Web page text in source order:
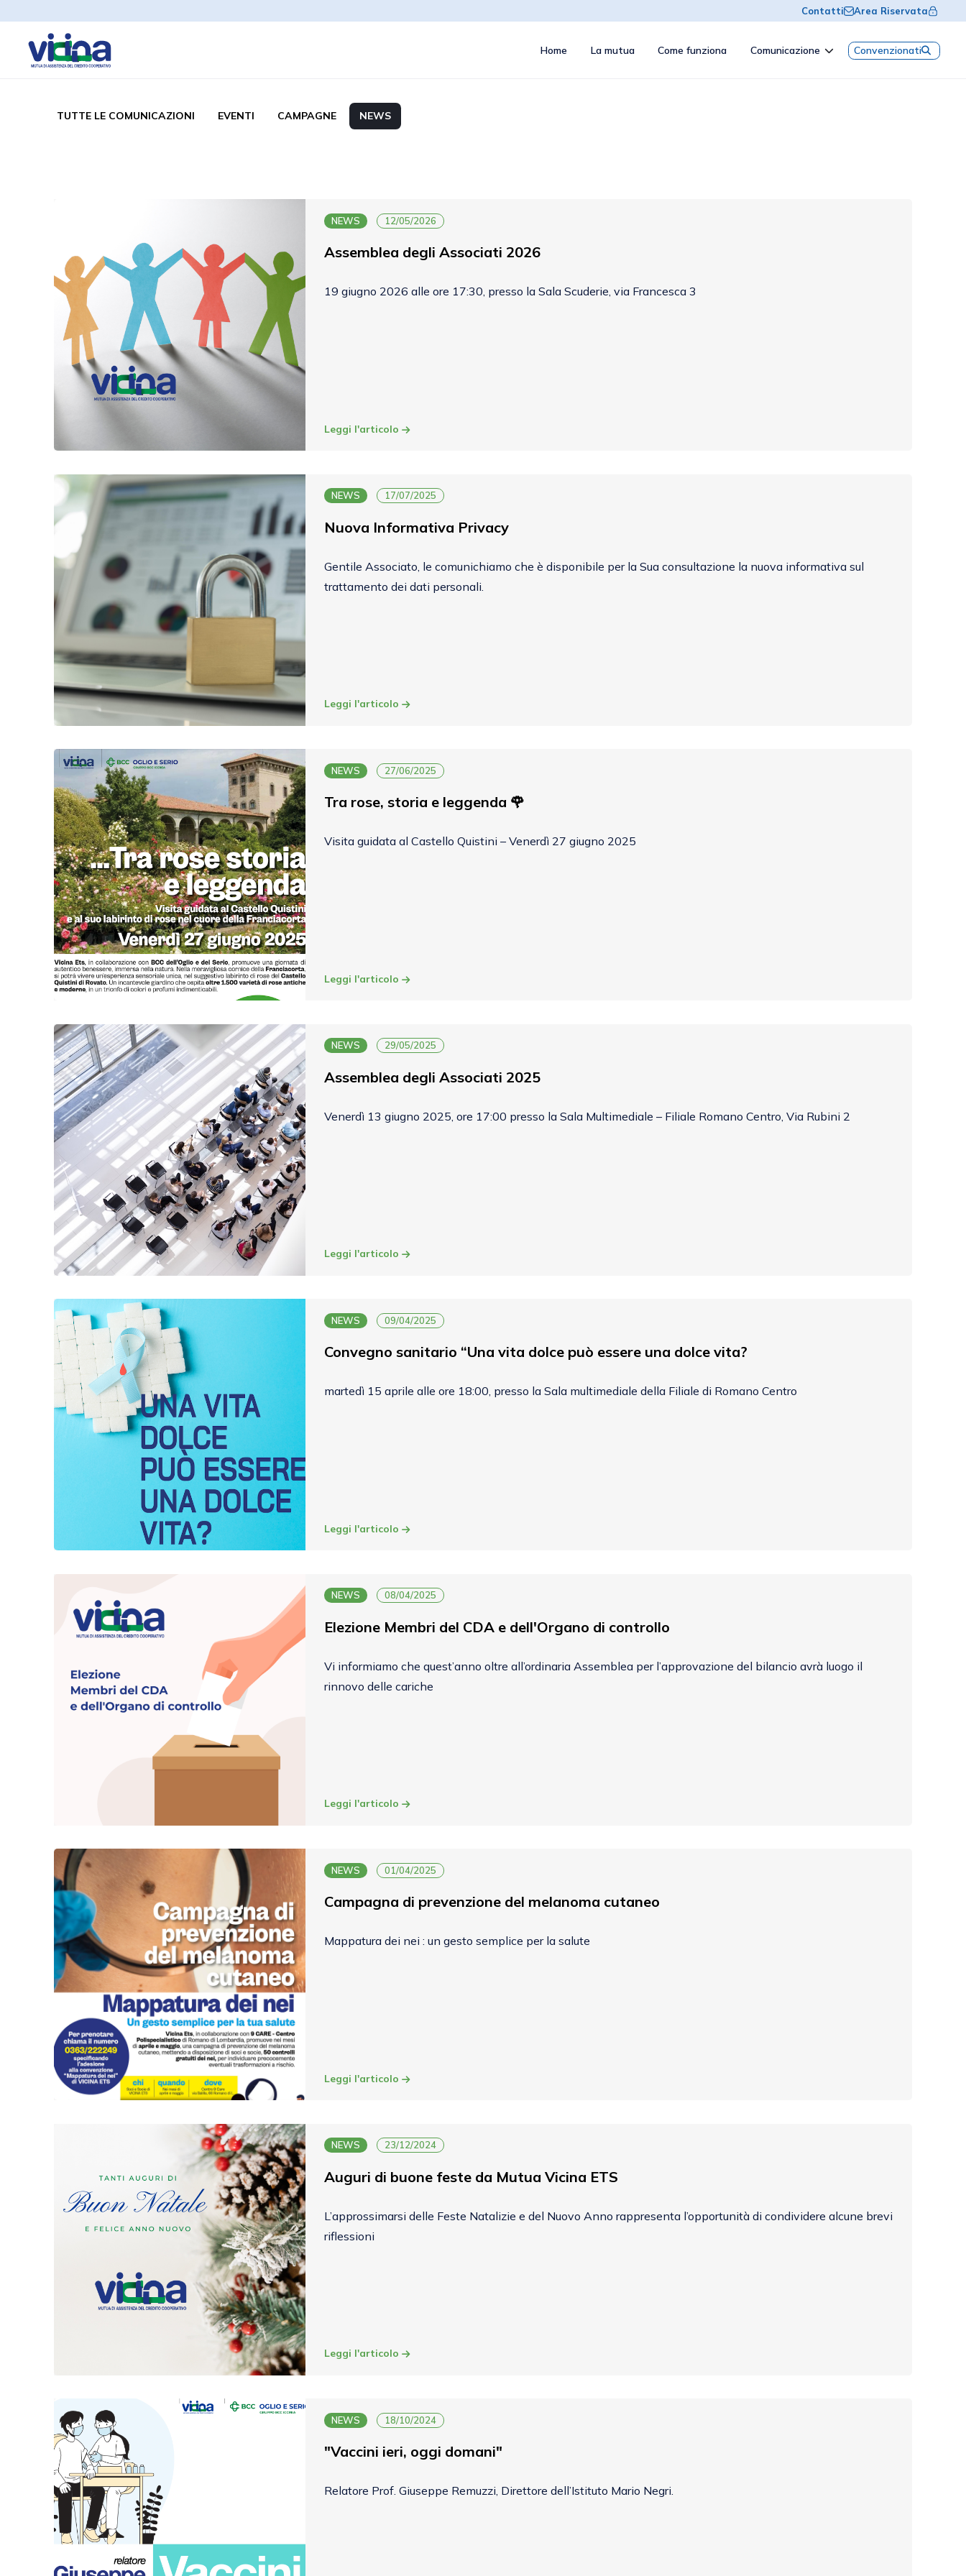
Contatti Area Riservata
Home La mutua Come funziona Comunicazione Convenzionati
TUTTE LE COMUNICAZIONI EVENTI CAMPAGNE NEWS
NEWS 12/05/2026
Assemblea degli Associati 2026
19 giugno 2026 alle ore 17:30, presso la Sala Scuderie, via Francesca 3
Leggi l'articolo
NEWS 17/07/2025
Nuova Informativa Privacy
Gentile Associato, le comunichiamo che è disponibile per la Sua consultazione la nuova informativa sul
trattamento dei dati personali.
Leggi l'articolo
NEWS 27/06/2025
Tra rose, storia e leggenda 🌹
Visita guidata al Castello Quistini – Venerdì 27 giugno 2025
Leggi l'articolo
NEWS 29/05/2025
Assemblea degli Associati 2025
Venerdì 13 giugno 2025, ore 17:00 presso la Sala Multimediale – Filiale Romano Centro, Via Rubini 2
Leggi l'articolo
NEWS 09/04/2025
Convegno sanitario “Una vita dolce può essere una dolce vita?
martedì 15 aprile alle ore 18:00, presso la Sala multimediale della Filiale di Romano Centro
Leggi l'articolo
NEWS 08/04/2025
Elezione Membri del CDA e dell'Organo di controllo
Vi informiamo che quest’anno oltre all’ordinaria Assemblea per l’approvazione del bilancio avrà luogo il
rinnovo delle cariche
Leggi l'articolo
NEWS 01/04/2025
Campagna di prevenzione del melanoma cutaneo
Mappatura dei nei : un gesto semplice per la salute
Leggi l'articolo
NEWS 23/12/2024
Auguri di buone feste da Mutua Vicina ETS
L’approssimarsi delle Feste Natalizie e del Nuovo Anno rappresenta l’opportunità di condividere alcune brevi
riflessioni
Leggi l'articolo
NEWS 18/10/2024
"Vaccini ieri, oggi domani"
Relatore Prof. Giuseppe Remuzzi, Direttore dell’Istituto Mario Negri.